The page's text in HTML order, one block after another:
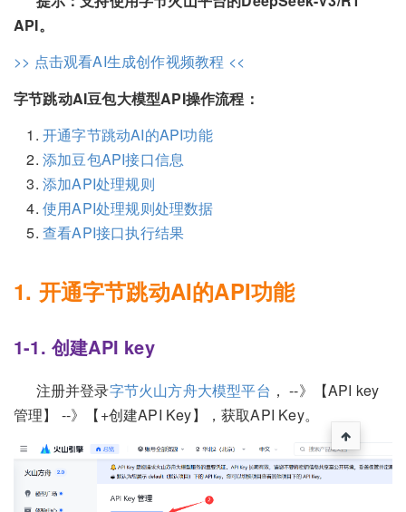
API。
>> 点击观看AI生成创作视频教程 <<
字节跳动AI豆包大模型API操作流程：
开通字节跳动AI的API功能
添加豆包API接口信息
添加API处理规则
使用API处理规则处理数据
查看API接口执行结果
1. 开通字节跳动AI的API功能
1-1. 创建API key
注册并登录字节火山方舟大模型平台 ， --》【API key
管理】 --》【+创建API Key】，获取API Key。